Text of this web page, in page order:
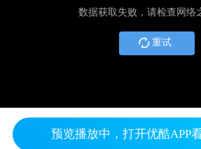
数据获取失败，请检查网络
重试
预览播放中，打开优酷APP